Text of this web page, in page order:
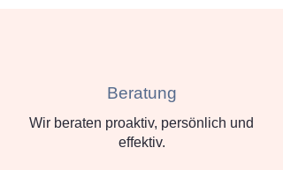
Beratung
Wir beraten proaktiv, persönlich und
effektiv.